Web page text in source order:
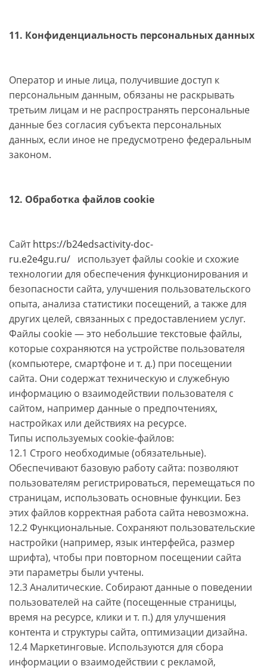
11. Конфиденциальность персональных данных
Оператор и иные лица, получившие доступ к
персональным данным, обязаны не раскрывать
третьим лицам и не распространять персональные
данные без согласия субъекта персональных
данных, если иное не предусмотрено федеральным
законом.
12. Обработка файлов cookie
Сайтhttps://b24edsactivity-doc-
ru.e2e4gu.ru/ использует файлы cookie и схожие
технологии для обеспечения функционирования и
безопасности сайта, улучшения пользовательского
опыта, анализа статистики посещений, а также для
других целей, связанных с предоставлением услуг.
Файлы cookie — это небольшие текстовые файлы,
которые сохраняются на устройстве пользователя
(компьютере, смартфоне и т. д.) при посещении
сайта. Они содержат техническую и служебную
информацию о взаимодействии пользователя с
сайтом, например данные о предпочтениях,
настройках или действиях на ресурсе.
Типы используемых cookie-файлов:
12.1 Строго необходимые (обязательные).
Обеспечивают базовую работу сайта: позволяют
пользователям регистрироваться, перемещаться по
страницам, использовать основные функции. Без
этих файлов корректная работа сайта невозможна.
12.2 Функциональные. Сохраняют пользовательские
настройки (например, язык интерфейса, размер
шрифта), чтобы при повторном посещении сайта
эти параметры были учтены.
12.3 Аналитические. Собирают данные о поведении
пользователей на сайте (посещенные страницы,
время на ресурсе, клики и т. п.) для улучшения
контента и структуры сайта, оптимизации дизайна.
12.4 Маркетинговые. Используются для сбора
информации о взаимодействии с рекламой,